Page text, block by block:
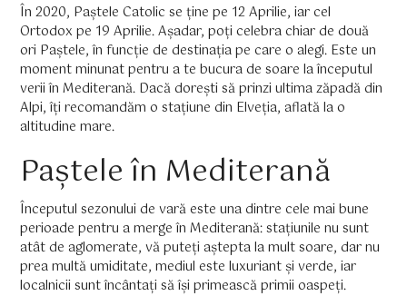
În 2020, Paștele Catolic se ține pe 12 Aprilie, iar cel
Ortodox pe 19 Aprilie. Așadar, poți celebra chiar de două
ori Paștele, în funcție de destinația pe care o alegi. Este un
moment minunat pentru a te bucura de soare la începutul
verii în Mediterană. Dacă dorești să prinzi ultima zăpadă din
Alpi, îți recomandăm o stațiune din Elveția, aflată la o
altitudine mare.
Paștele în Mediterană
Începutul sezonului de vară este una dintre cele mai bune
perioade pentru a merge în Mediterană: stațiunile nu sunt
atât de aglomerate, vă puteți aștepta la mult soare, dar nu
prea multă umiditate, mediul este luxuriant și verde, iar
localnicii sunt încântați să își primească primii oaspeți.